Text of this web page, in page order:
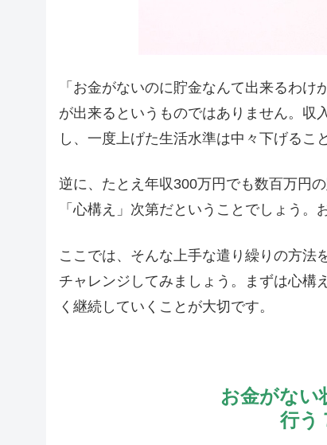
「お金がないのに貯金なんて出来るわ
が出来るというものではありません。収
し、一度上げた生活水準は中々下げるこ
逆に、たとえ年収300万円でも数百万円
「心構え」次第だということでしょう。
ここでは、そんな上手な遣り繰りの方法
チャレンジしてみましょう。まずは心構
く継続していくことが大切です。
お金がない
行う